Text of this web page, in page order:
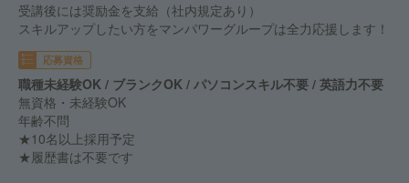
受講後には奨励金を支給（社内規定あり）
スキルアップしたい方をマンパワーグループは全力応援します！
応募資格
職種未経験OK / ブランクOK / パソコンスキル不要 / 英語力不要
無資格・未経験OK
年齢不問
★10名以上採用予定
★履歴書は不要です